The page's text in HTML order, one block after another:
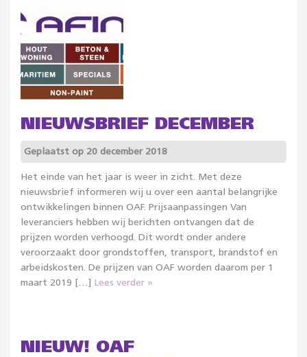
NIEUWSBRIEF DECEMBER
Geplaatst op 20 december 2018
Het einde van het jaar is weer in zicht. Met deze
nieuwsbrief informeren wij u over een aantal belangrijke
ontwikkelingen binnen OAF. Prijsaanpassingen Van
leveranciers hebben wij berichten ontvangen dat de
prijzen worden verhoogd. Dit wordt onder andere
veroorzaakt door grondstoffen, transport, brandstof en
arbeidskosten. De prijzen van OAF worden daarom per 1
maart 2019 […]
Lees verder »
NIEUW! OAF